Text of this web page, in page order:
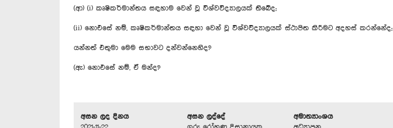
(ආ) (i) කෘෂිකර්මාන්තය සඳහාම වෙන් වූ විශ්වවිද්‍යාලයක් තිබේද;
(ii) නොඑසේ නම්, කෘෂිකර්මාන්තය සඳහා වෙන් වූ විශ්වවිද්‍යාලයක් ස්ථාපිත කිරීමට අදහස් කරන්නේද;
යන්නත් එතුමා මෙම සභාවට දන්වන්නෙහිද?
(ඇ) නොඑසේ නම්, ඒ මන්ද?
අසන ලද දිනය
අසන ලද්දේ
අමාත්‍යාංශය